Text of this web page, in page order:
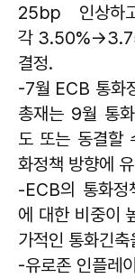
25bp 인상하
각
결정.
-7월 ECB 통화
총재는 9월 통
도 또는 동결할
화정책 방향에
-ECB의 통화정
에 대한 비중이
가적인 통화긴
-유로존 인플레